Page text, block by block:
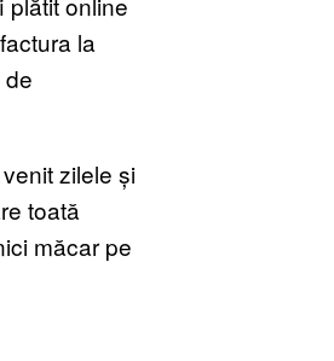
la
zilele și
toată
măcar pe